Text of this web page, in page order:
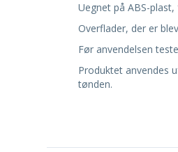
Uegnet på ABS-
Overflader, der er
Før anvendelsen
Produktet anvendes
tønden.